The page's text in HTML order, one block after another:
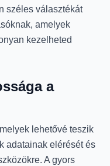
széles választékát
amelyek
kezelheted
a
lehetővé teszik
adatainak elérését és
A gyors